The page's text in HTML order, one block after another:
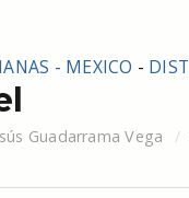
- MEXICO -
Guadarrama Vega